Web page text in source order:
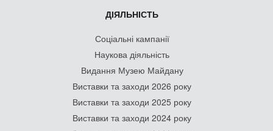
ДІЯЛЬНІСТЬ
Соціальні кампанії
Наукова діяльність
Видання Музею Майдану
Виставки та заходи 2026 року
Виставки та заходи 2025 року
Виставки та заходи 2024 року